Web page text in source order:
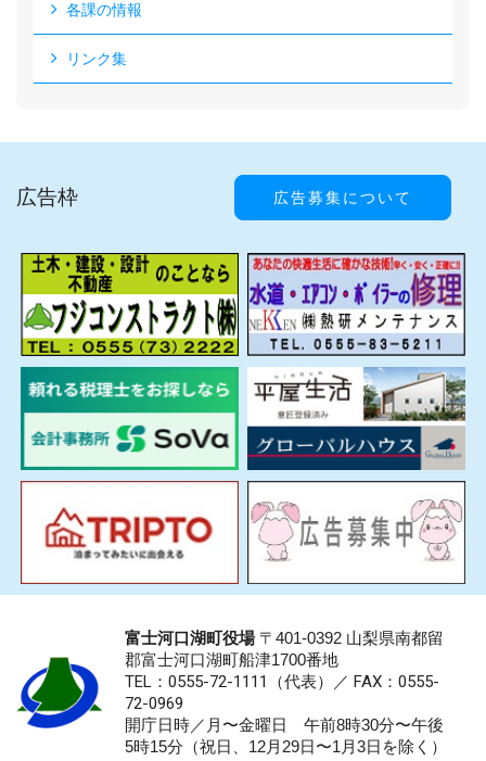
各課の情報
リンク集
広告枠 広告募集について
富士河口湖町役場〒401-0392 山梨県南都留
郡富士河口湖町船津1700番地
TEL：0555-72-1111 （代表）／ FAX：0555-
72-0969
開庁日時／月〜金曜日 午前8時30分〜午後
5時15分（祝日、12月29日〜1月3日を除く）